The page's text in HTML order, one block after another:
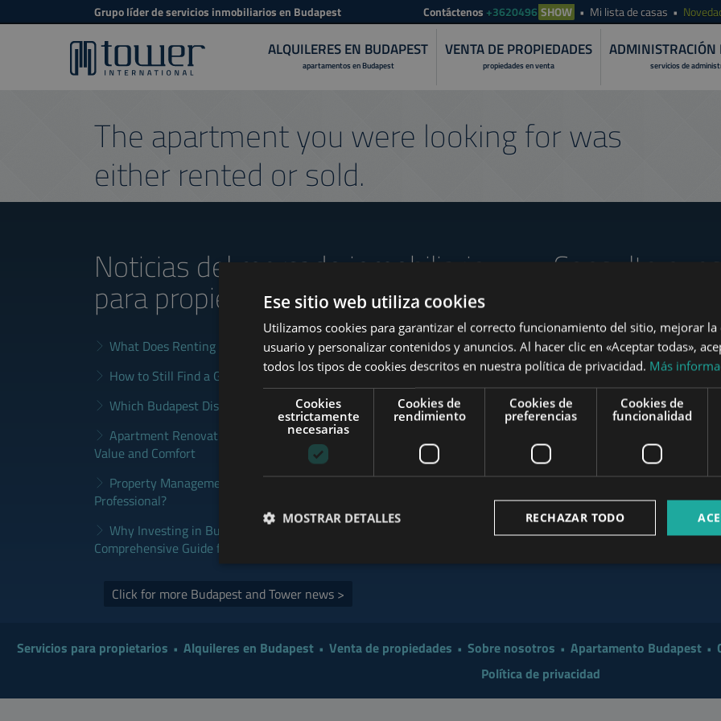
Grupo líder de servicios inmobiliarios en Budapest Contáctenos +3620496 SHOW Mi lista de casas
ALQUILERES EN BUDAPEST
apartamentos en Budapest
VENTA DE PROPIEDADES
propiedades en venta
ADMINISTRACIÓN
servicios de
The apartment you were looking for was
either rented or sold.
Noticias del mercado inmobiliario
para propietarios
What Does Renting in Budapest Really Cost?
How to Still Find a Good Rental in Budapest at the End of August
Which Budapest District Fits Which Property Investor in 2026?
Apartment Renovation Budapest: How to Plan a Smarter Renovation for
Value and Comfort
Property Management Budapest: When Does It Make Sense to Hire a
Professional?
Why Investing in Budapest Real Estate is a Smart Move in 2026: A
Comprehensive Guide for Investors
Click for more Budapest and Tower news >
Consulte
www.tower-investments.com
www.mybudapesthome.com
Servicios para propietarios Alquileres en Budapest Venta de propiedades Sobre nosotros Apartamento Budapest
Política de privacidad
Ese sitio web utiliza cookies
Utilizamos cookies para garantizar el correcto funcionamiento del sitio, mejorar la
usuario y personalizar contenidos y anuncios. Al hacer clic en «Aceptar todas»,
todos los tipos de cookies descritos en nuestra política de privacidad. Más
Cookies
estrictamente
necesarias
Cookies de
rendimiento
Cookies de
preferencias
Cookies de
funcionalidad
RECHAZAR TODO
MOSTRAR DETALLES